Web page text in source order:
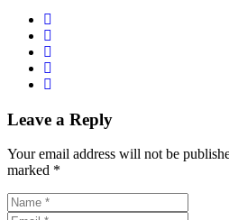
Leave a Reply
Your email address will not be
marked *